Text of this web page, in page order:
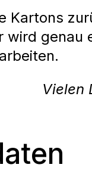
Kartons
wird genau
Vielen